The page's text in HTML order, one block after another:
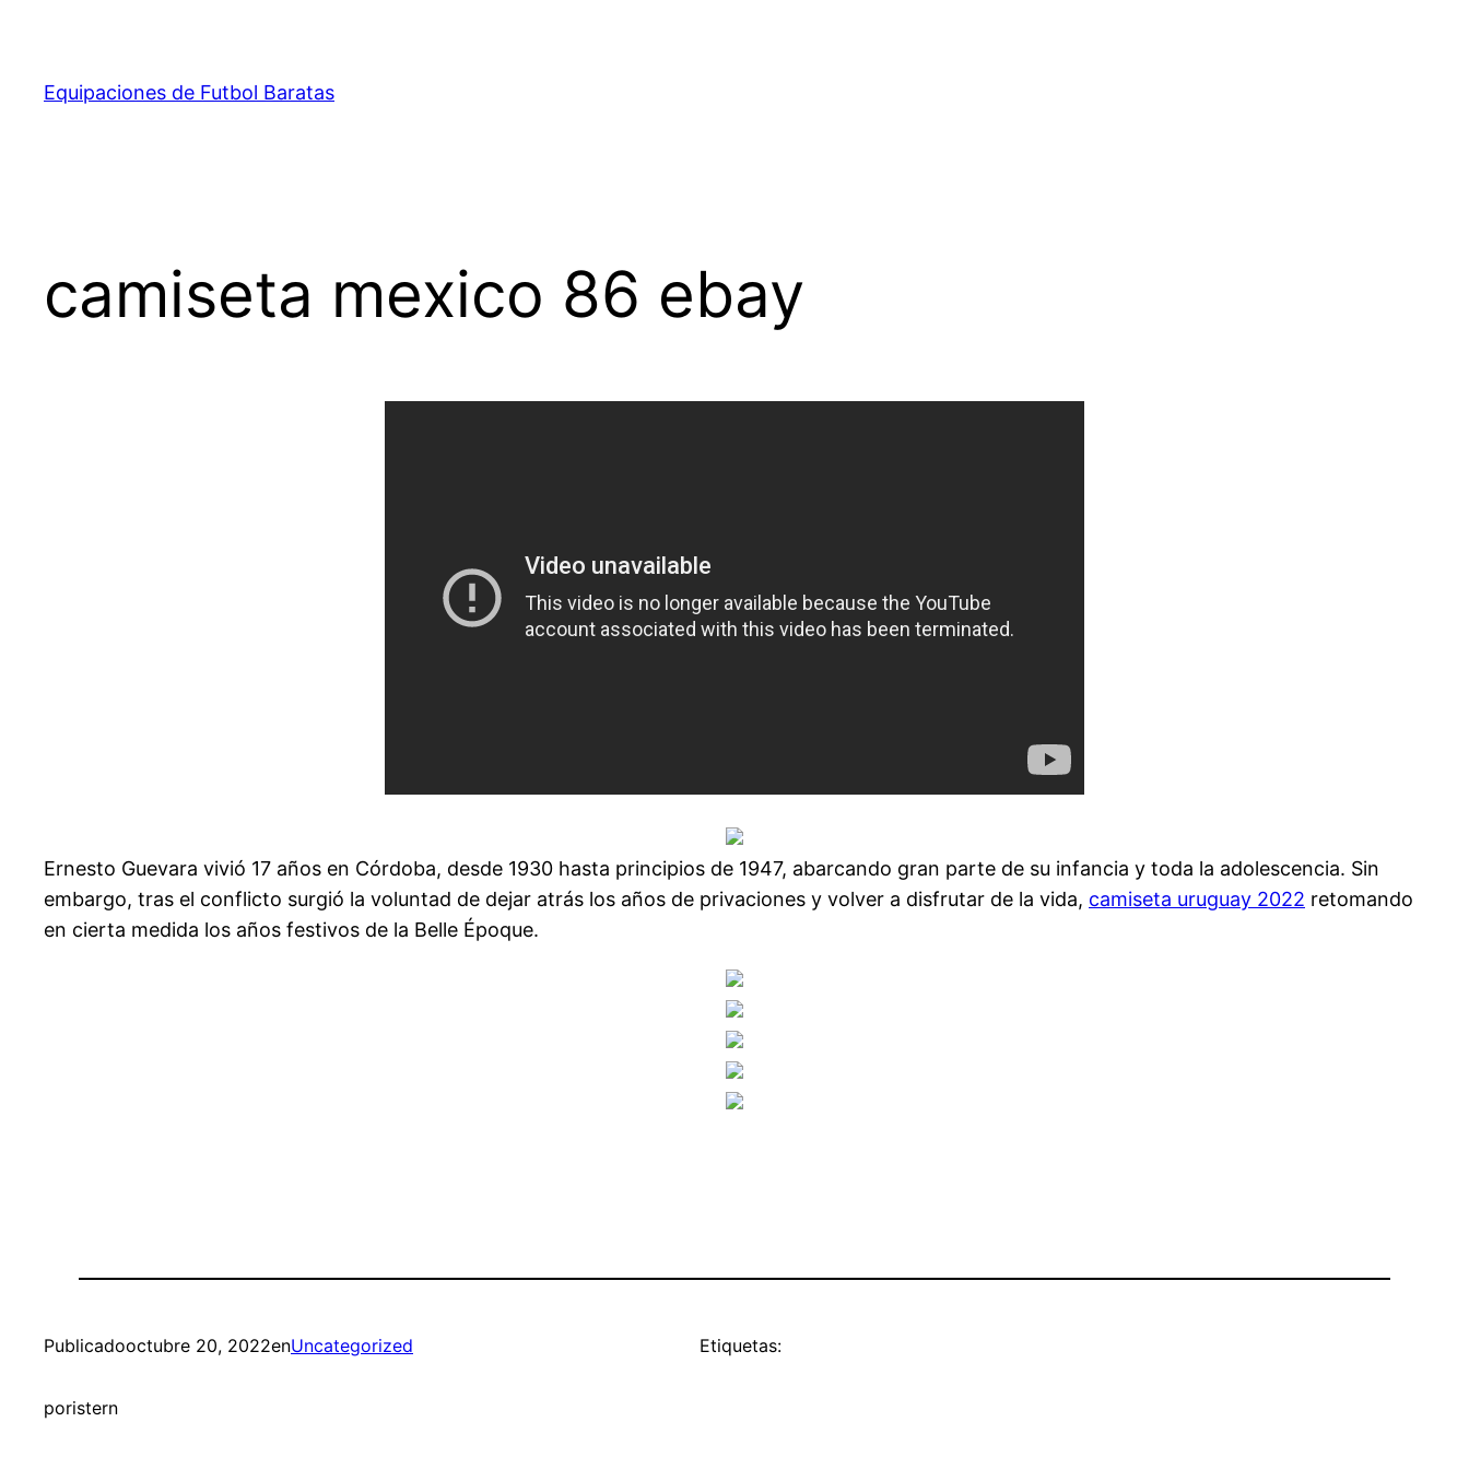
contenido
Equipaciones de Futbol Baratas
camiseta mexico 86 ebay
Ernesto Guevara vivió 17 años en Córdoba, desde 1930 hasta principios de 1947, abarcando gran parte de su infancia y toda la adolescencia. Sin
embargo, tras el conflicto surgió la voluntad de dejar atrás los años de privaciones y volver a disfrutar de la vida, camiseta uruguay 2022 retomando
en cierta medida los años festivos de la Belle Époque.
Publicadooctubre 20, 2022enUncategorized
poristern
Etiquetas: